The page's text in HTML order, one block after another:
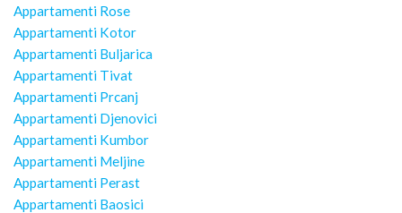
Appartamenti Rose
Appartamenti Kotor
Appartamenti Buljarica
Appartamenti Tivat
Appartamenti Prcanj
Appartamenti Djenovici
Appartamenti Kumbor
Appartamenti Meljine
Appartamenti Perast
Appartamenti Baosici